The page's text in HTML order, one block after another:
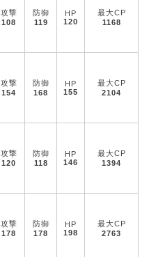
攻撃
108
防御
119
HP
120
最大CP
1168
攻撃
154
防御
168
HP
155
最大CP
2104
攻撃
120
防御
118
HP
146
最大CP
1394
攻撃
178
防御
178
HP
198
最大CP
2763